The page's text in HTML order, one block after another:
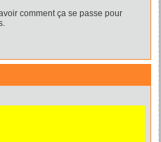
comment ça se passe pour